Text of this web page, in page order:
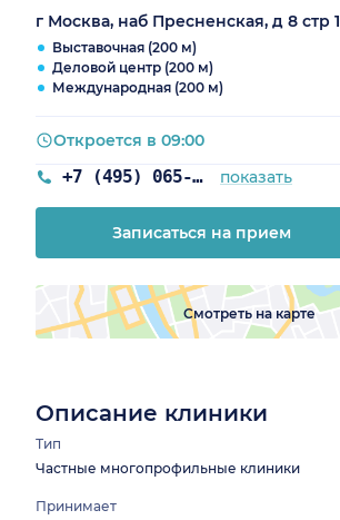
г Москва, наб Пресненская, д 8 стр 1
Выставочная (200 м)
Деловой центр (200 м)
Международная (200 м)
+7 (495) 065-55-12 показать
Откроется в 09:00
Записаться на прием
Смотреть на карте
Описание клиники
Тип
Частные многопрофильные клиники
Принимает